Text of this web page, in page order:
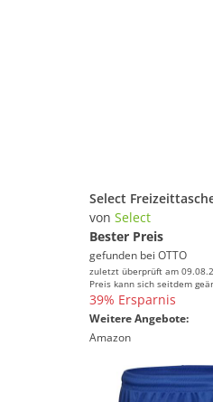
von Select
Bester Preis
gefunden bei OTTO
zuletzt überprüft am
Preis kann sich seitdem
39% Ersparnis
Weitere Angebote:
Amazon